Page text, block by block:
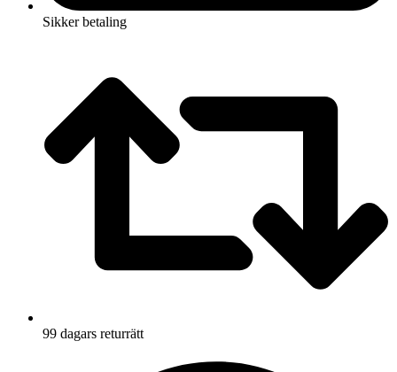
Sikker betaling
99 dagars returrätt